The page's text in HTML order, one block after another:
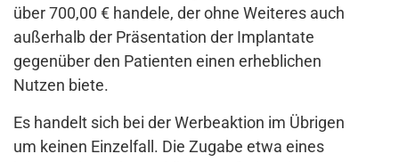
über 700,00 € handele, der ohne Weiteres auch
außerhalb der Präsentation der Implantate
gegenüber den Patienten einen erheblichen
Nutzen biete.
Es handelt sich bei der Werbeaktion im Übrigen
um keinen Einzelfall. Die Zugabe etwa eines